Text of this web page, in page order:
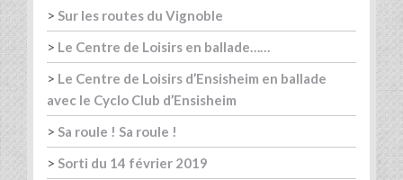
> Sur les routes du Vignoble
> Le Centre de Loisirs en ballade……
> Le Centre de Loisirs d’Ensisheim en ballade
avec le Cyclo Club d’Ensisheim
> Sa roule ! Sa roule !
> Sorti du 14 février 2019